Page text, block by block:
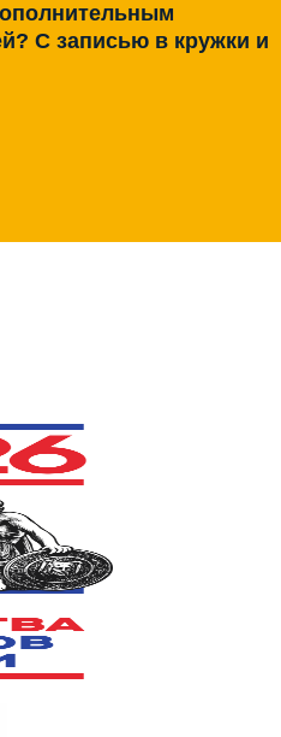
С записью в кружки и